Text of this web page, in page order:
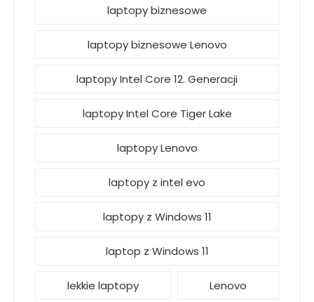
laptopy biznesowe
laptopy biznesowe Lenovo
laptopy Intel Core 12. Generacji
laptopy Intel Core Tiger Lake
laptopy Lenovo
laptopy z intel evo
laptopy z Windows 11
laptop z Windows 11
lekkie laptopy Lenovo